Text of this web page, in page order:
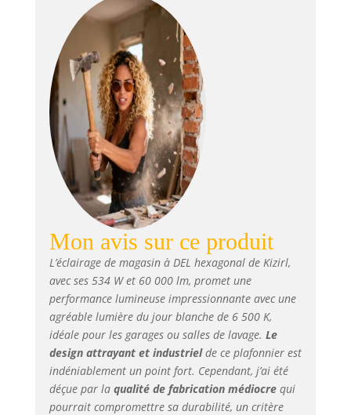
signifie une
installation plus
rapide et une
alimentation plus
sûre. Étanchéité :
niveau IP54,
convient pour
travailler dans un
environnement
humide, coque en
polycarbonate
transparente,
meilleure pour
augmenter la
transmission, et
l'effet
imperméable sera
meilleur. Couleur :
blanc
Mon avis sur ce produit
L’éclairage de magasin à DEL hexagonal de Kizirl,
avec ses 534 W et 60 000 lm, promet une
performance lumineuse impressionnante avec une
agréable lumière du jour blanche de 6 500 K,
idéale pour les garages ou salles de lavage. Le
design attrayant et industrielde ce plafonnier est
indéniablement un point fort. Cependant, j’ai été
déçue par la qualité de fabrication médiocrequi
pourrait compromettre sa durabilité, un critère